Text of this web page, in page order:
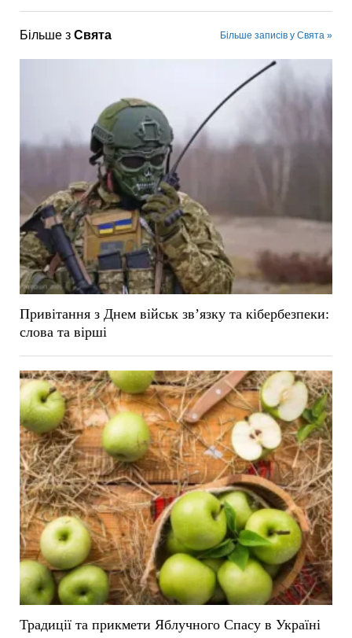
Більше з Свята Більше записів у Свята »
Привітання з Днем військ зв’язку та кібербезпеки:
слова та вірші
Традиції та прикмети Яблучного Спасу в Україні